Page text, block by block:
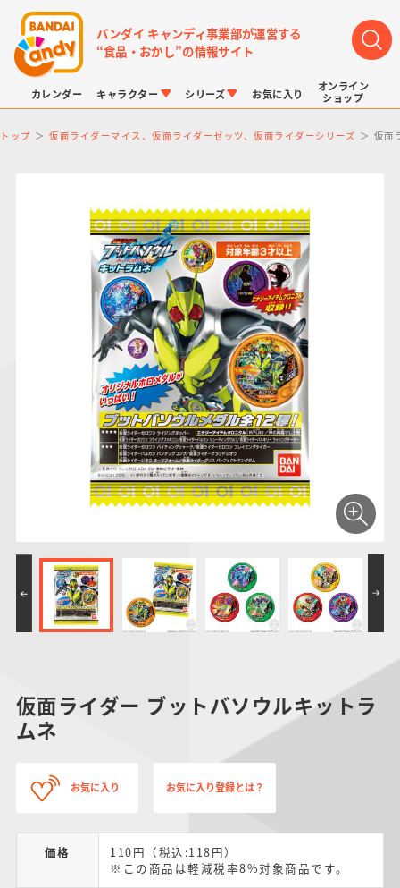
バンダイ キャンディ事業部が運営する
“食品・おかし”の情報サイト
カレンダー キャラクター
LINK TRAVELERS
仮面ライダーシリー
ズ
PROJECT R.E.D.・
スーパー戦隊シリー
ズ
プリキュアシリーズ
ガンダムシリーズ
ポケットモンスター
ドラゴンボール
アンパンマン
サンリオキャラクタ
ーズ
シリーズ
チョコボックス
キャラパキ
つりグミ
チョコサプ
にふぉるめーしょん
＆スクエアシール
SMPシリーズ
ポケモンキッズ
ポケモンスケールワ
ールド
キャラデコ
お気に入り
オンライン
ショップ
トップ 仮面ライダーマイス、仮面ライダーゼッツ、仮面ライダーシリーズ 仮面
仮面ライダー ブットバソウルキットラ
ムネ
お気に入り お気に入り登録とは？
価格
110円（税込:118円）
※この商品は軽減税率8%対象商品です。